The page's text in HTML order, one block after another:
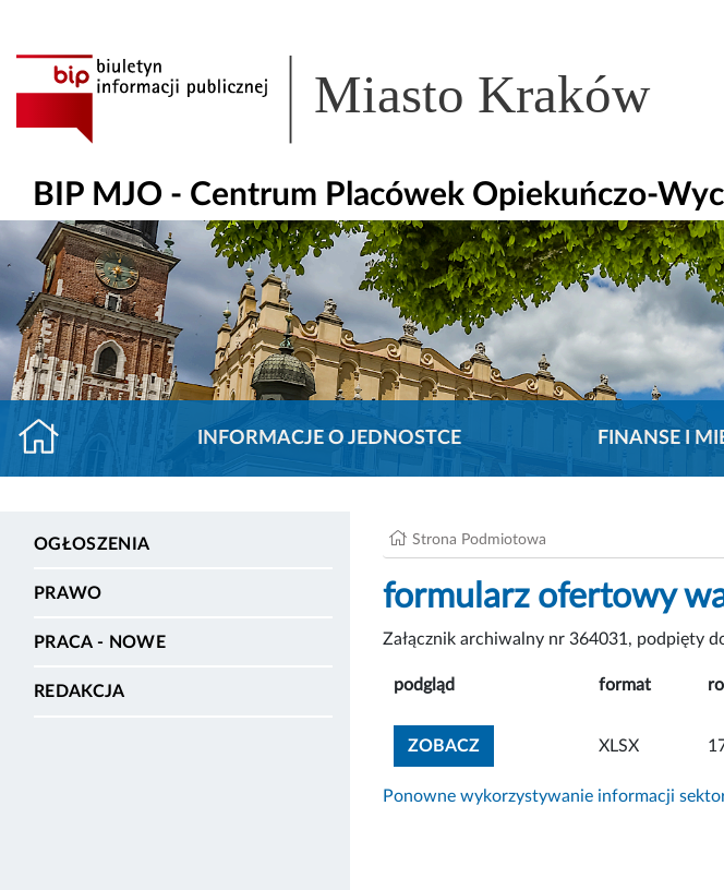
Miasto Kraków
BIP MJO - Centrum Placówek Opiekuńczo-
INFORMACJE O JEDNOSTCE FINANSE I
OGŁOSZENIA
PRAWO
PRACA - NOWE
REDAKCJA
Strona Podmiotowa
formularz ofertowy
Załącznik archiwalny nr 364031, podpięty
podgląd format
ZOBACZZOBACZ ZAŁĄCZNIK
XLSX
Ponowne wykorzystywanie informacji